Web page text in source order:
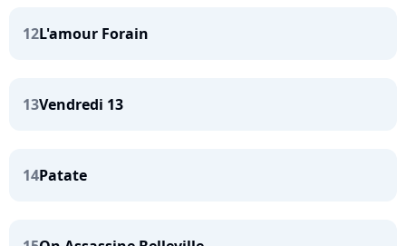
12L'amour Forain
13Vendredi 13
14Patate